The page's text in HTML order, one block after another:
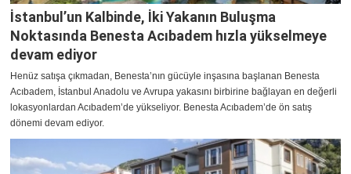
İstanbul’un Kalbinde, İki Yakanın Buluşma
Noktasında Benesta Acıbadem hızla yükselmeye
devam ediyor
Henüz satışa çıkmadan, Benesta’nın gücüyle inşasına başlanan Benesta
Acıbadem, İstanbul Anadolu ve Avrupa yakasını birbirine bağlayan en değerli
lokasyonlardan Acıbadem’de yükseliyor. Benesta Acıbadem’de ön satış
dönemi devam ediyor.